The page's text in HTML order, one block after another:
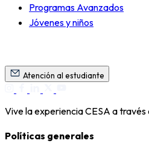
Programas Avanzados
Jóvenes y niños
Atención al estudiante
Vive la experiencia CESA a
Políticas generales